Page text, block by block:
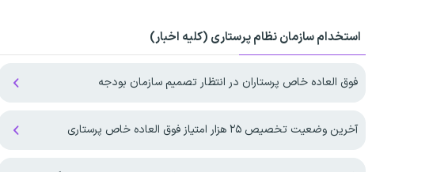
استخدام سازمان نظام پرستاری (کلیه اخبار)
فوق العاده خاص پرستاران در انتظار تصمیم سازمان بودجه
آخرین وضعیت تخصیص ۲۵ هزار امتیاز فوق العاده خاص پرستاری